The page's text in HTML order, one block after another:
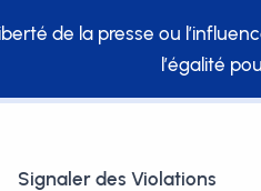
de la presse ou
l’égalité
Signaler des Violations